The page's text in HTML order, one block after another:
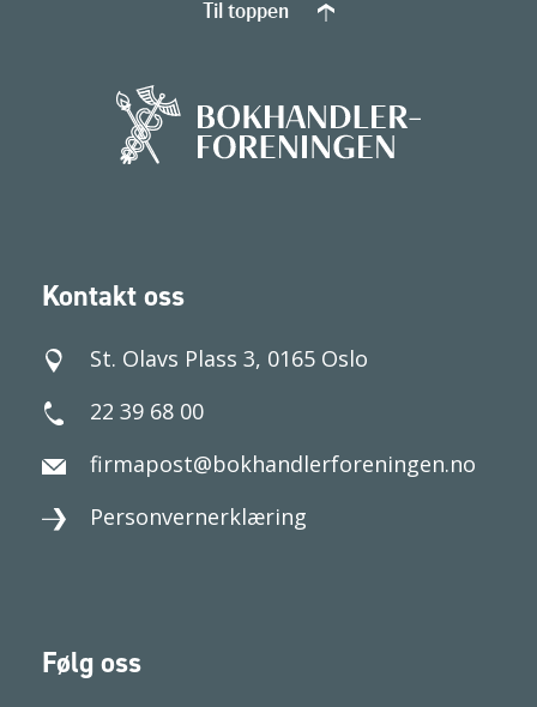
Kontakt oss
St. Olavs Plass 3, 0165 Oslo
22 39 68 00
firmapost@bokhandlerforeningen.no
Personvernerklæring
Følg oss
Til toppen